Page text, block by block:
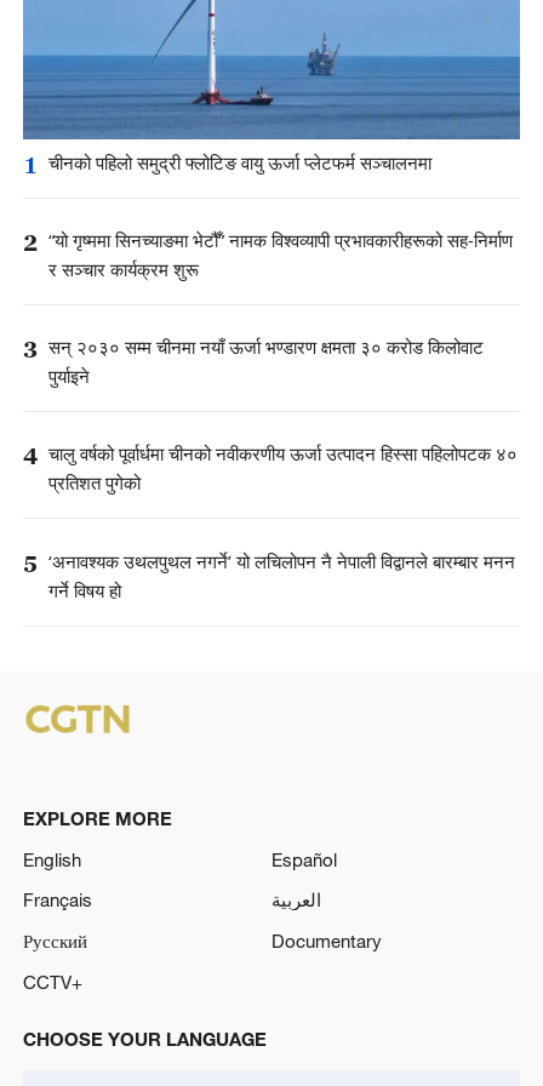
1 चीनको पहिलो समुद्री फ्लोटिङ वायु ऊर्जा प्लेटफर्म सञ्चालनमा
2 “यो गृष्ममा सिनच्याङमा भेटौँ” नामक विश्वव्यापी प्रभावकारीहरूको सह-निर्माण
र सञ्चार कार्यक्रम शुरू
3 सन् २०३० सम्म चीनमा नयाँ ऊर्जा भण्डारण क्षमता ३० करोड किलोवाट
पुर्याइने
4 चालु वर्षको पूर्वार्धमा चीनको नवीकरणीय ऊर्जा उत्पादन हिस्सा पहिलोपटक ४०
प्रतिशत पुगेको
5 ‘अनावश्यक उथलपुथल नगर्ने’ यो लचिलोपन नै नेपाली विद्वानले बारम्बार मनन
गर्ने विषय हो
EXPLORE MORE
English
Español
Français
العربية
Русский
Documentary
CCTV+
CHOOSE YOUR LANGUAGE